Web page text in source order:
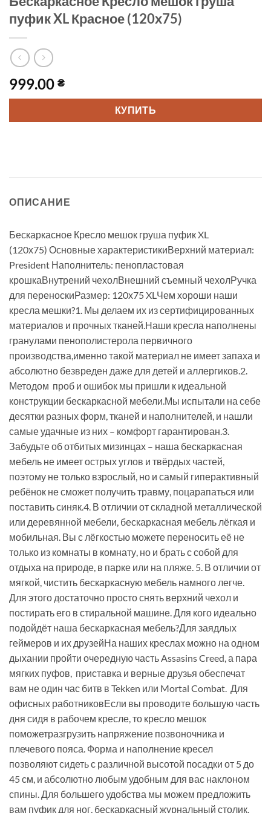
пуфик XL Красное (120х75)
999.00 ₴
КУПИТЬ
ОПИСАНИЕ
Бескаркасное Кресло мешок груша пуфик XL
(120х75) Основные характеристикиВерхний материал:
President Наполнитель: пенопластовая
крошкаВнутрений чехолВнешний съемный чехолРучка
для переноскиРазмер: 120х75 XLЧем хороши наши
кресла мешки?1. Мы делаем их из сертифицированных
материалов и прочных тканей.Наши кресла наполнены
гранулами пенополистерола первичного
производства,именно такой материал не имеет запаха и
абсолютно безвреден даже для детей и аллергиков.2.
Методом проб и ошибок мы пришли к идеальной
конструкции бескаркасной мебели.Мы испытали на себе
десятки разных форм, тканей и наполнителей, и нашли
самые удачные из них – комфорт гарантирован.3.
Забудьте об отбитых мизинцах – наша бескаркасная
мебель не имеет острых углов и твёрдых частей,
поэтому не только взрослый, но и самый гиперактивный
ребёнок не сможет получить травму, поцарапаться или
поставить синяк.4. В отличии от складной металлической
или деревянной мебели, бескаркасная мебель лёгкая и
мобильная. Вы с лёгкостью можете переносить её не
только из комнаты в комнату, но и брать с собой для
отдыха на природе, в парке или на пляже. 5. В отличии от
мягкой, чистить бескаркасную мебель намного легче.
Для этого достаточно просто снять верхний чехол и
постирать его в стиральной машине. Для кого идеально
подойдёт наша бескаркасная мебель?Для заядлых
геймеров и их друзейНа наших креслах можно на одном
дыхании пройти очередную часть Assasins Creed, а пара
мягких пуфов, приставка и верные друзья обеспечат
вам не один час битв в Tekken или Mortal Combat. Для
офисных работниковЕсли вы проводите большую часть
дня сидя в рабочем кресле, то кресло мешок
поможетразгрузить напряжение позвоночника и
плечевого пояса. Форма и наполнение кресел
позволяют сидеть с различной высотой посадки от 5 до
45 см, и абсолютно любым удобным для вас наклоном
спины. Для большего удобства мы можем предложить
вам пуфик для ног, бескаркасный журнальный столик,